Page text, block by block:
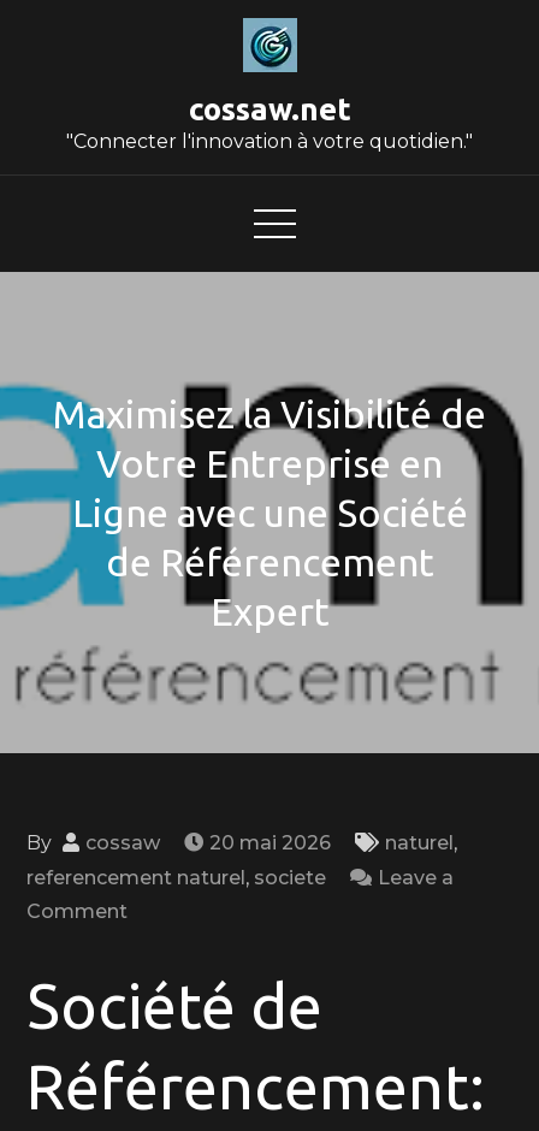
cossaw.net
"Connecter l'innovation à votre quotidien."
Maximisez la Visibilité de
Votre Entreprise en
Ligne avec une Société
de Référencement
Expert
By cossaw 20 mai 2026 naturel,
referencement naturel, societe
Leave a
Commenton
la
Visibilité
Votre
Entreprise
Société de
Référencement: